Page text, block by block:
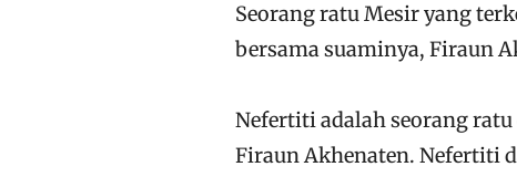
Seorang ratu Mesir yang
bersama suaminya, Firaun
Nefertiti adalah seorang
Firaun Akhenaten. Nefertiti